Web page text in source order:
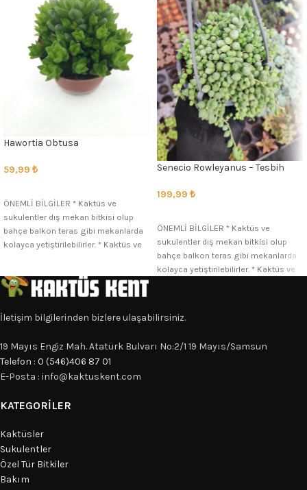
Hawortia Obtusa
59,99 ₺
ÖNEMLİ BİLGİLER * Kaktüs ve
sukulentler dış mekan bitkisi olup
bahçe balkon teras gibi mekanlarda
kolayca yetiştirilebilirler. * Kaktüs ve
Senecio Rowleyanus – Tesbih
199,99 ₺
ÖNEMLİ BİLGİLER * Kaktüs ve
sukulentler dış mekan bitkisi olup
bahçe balkon teras gibi mekanlarda
kolayca yetiştirilebilirler. * Kaktüs ve
İletişim bilgilerinden bizlere ulaşabilirsiniz.
19 Mayıs Engiz Mah. Atatürk Bulvarı No:2/1 19 Mayıs/Samsun
Telefon : 0 (546)406 87 01
E-Posta : info@kaktuskent.com
KATEGORILER
Kaktüsler
Sukulentler
Özel Tür Bitkiler
Bakım